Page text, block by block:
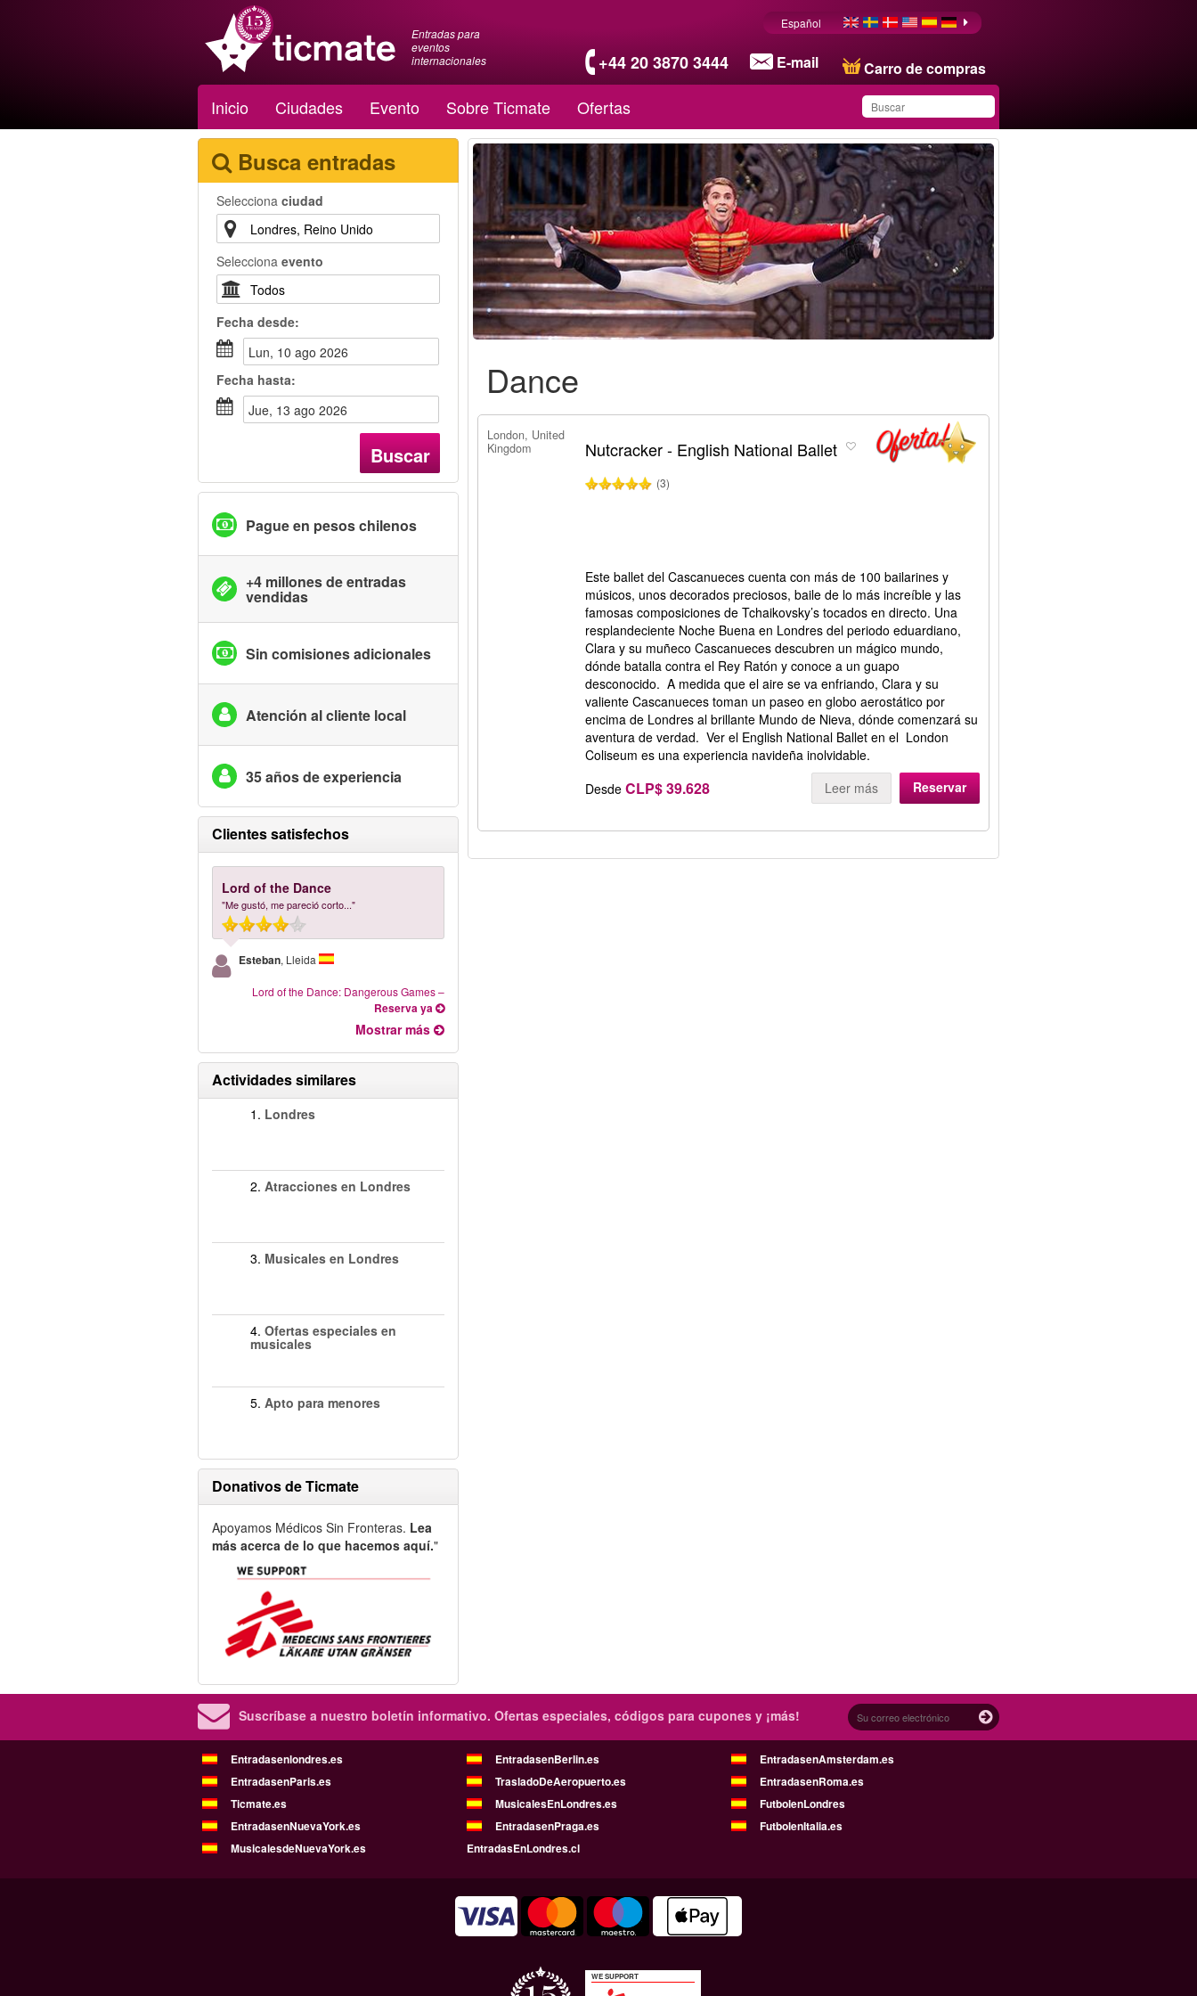
Entradas para
eventos
internacionales
+44 20 3870 3444 E-mail Carro de compras
Español
Inicio Ciudades Evento Sobre Ticmate Ofertas
Ha guardado este
producto en su lista
Busca entradas
Selecciona ciudad
Selecciona evento
Fecha desde:
lun, 10 ago 2026
Fecha hasta:
jue, 13 ago 2026
Buscar
Pague en pesos chilenos
+4 millones de entradas
vendidas
Sin comisiones adicionales
Atención al cliente local
35 años de experiencia
Clientes satisfechos
Lord of the Dance
"Me gustó, me pareció corto..."
Esteban, Lleida
Lord of the Dance: Dangerous Games–
Reserva ya
Mostrar más
Actividades similares
1. Londres
2. Atracciones en Londres
3. Musicales en Londres
4. Ofertas especiales en
musicales
5. Apto para menores
Donativos de Ticmate
Apoyamos Médicos Sin Fronteras. Lea
más acerca de lo que hacemos aquí."
Dance
London, United
Kingdom
Nutcracker - English National Ballet
(3)
Este ballet del Cascanueces cuenta con más de 100 bailarines y
músicos, unos decorados preciosos, baile de lo más increíble y las
famosas composiciones de Tchaikovsky’s tocados en directo. Una
resplandeciente Noche Buena en Londres del periodo eduardiano,
Clara y su muñeco Cascanueces descubren un mágico mundo,
dónde batalla contra el Rey Ratón y conoce a un guapo
desconocido. A medida que el aire se va enfriando, Clara y su
valiente Cascanueces toman un paseo en globo aerostático por
encima de Londres al brillante Mundo de Nieva, dónde comenzará su
aventura de verdad. Ver el English National Ballet en el London
Coliseum es una experiencia navideña inolvidable.
Desde CLP$ 39.628 Leer más Reservar
Suscríbase a nuestro boletín informativo. Ofertas especiales, códigos para cupones y ¡más!
Entradasenlondres.es EntradasenBerlin.es
EntradasenAmsterdam.es
EntradasenParis.es
TrasladoDeAeropuerto.es
EntradasenRoma.es
Ticmate.es
MusicalesEnLondres.es
FutbolenLondres
EntradasenNuevaYork.es
EntradasenPraga.es
FutbolenItalia.es
MusicalesdeNuevaYork.es
EntradasEnLondres.cl
WE SUPPORT